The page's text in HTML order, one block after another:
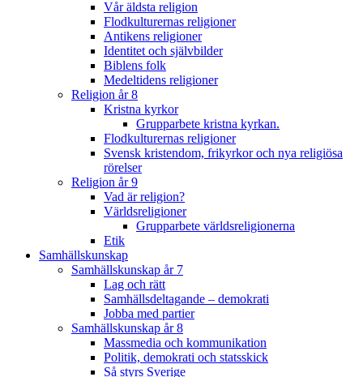
Vår äldsta religion
Flodkulturernas religioner
Antikens religioner
Identitet och självbilder
Biblens folk
Medeltidens religioner
Religion år 8
Kristna kyrkor
Grupparbete kristna kyrkan.
Flodkulturernas religioner
Svensk kristendom, frikyrkor och nya religiösa
rörelser
Religion år 9
Vad är religion?
Världsreligioner
Grupparbete världsreligionerna
Etik
Samhällskunskap
Samhällskunskap år 7
Lag och rätt
Samhällsdeltagande – demokrati
Jobba med partier
Samhällskunskap år 8
Massmedia och kommunikation
Politik, demokrati och statsskick
Så styrs Sverige